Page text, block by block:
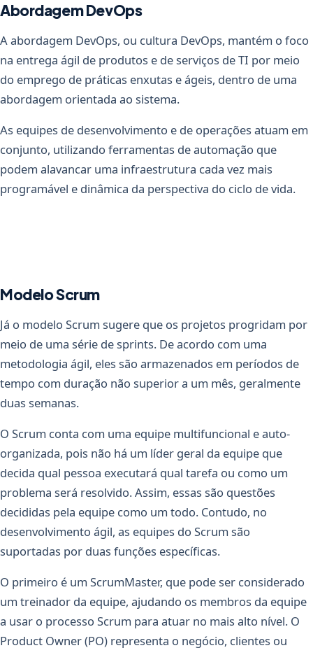
Abordagem DevOps
A abordagem DevOps, ou cultura DevOps, mantém o foco
na entrega ágil de produtos e de serviços de TI por meio
do emprego de práticas enxutas e ágeis, dentro de uma
abordagem orientada ao sistema.
As equipes de desenvolvimento e de operações atuam em
conjunto, utilizando ferramentas de automação que
podem alavancar uma infraestrutura cada vez mais
programável e dinâmica da perspectiva do ciclo de vida.
Modelo Scrum
Já o modelo Scrum sugere que os projetos progridam por
meio de uma série de sprints. De acordo com uma
metodologia ágil, eles são armazenados em períodos de
tempo com duração não superior a um mês, geralmente
duas semanas.
O Scrum conta com uma equipe multifuncional e auto-
organizada, pois não há um líder geral da equipe que
decida qual pessoa executará qual tarefa ou como um
problema será resolvido. Assim, essas são questões
decididas pela equipe como um todo. Contudo, no
desenvolvimento ágil, as equipes do Scrum são
suportadas por duas funções específicas.
O primeiro é um ScrumMaster, que pode ser considerado
um treinador da equipe, ajudando os membros da equipe
a usar o processo Scrum para atuar no mais alto nível. O
Product Owner (PO) representa o negócio, clientes ou